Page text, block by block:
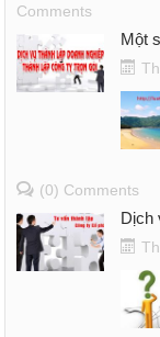
Comments
Một
(0) Comments
Dịch